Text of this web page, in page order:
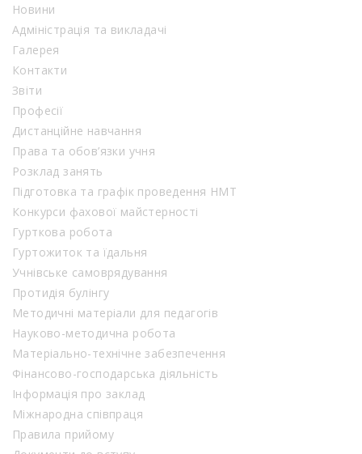
Новини
Адміністрація та викладачі
Галерея
Контакти
Звіти
Професії
Дистанційне навчання
Права та обов’язки учня
Розклад занять
Підготовка та графік проведення НМТ
Конкурси фахової майстерності
Гурткова робота
Гуртожиток та їдальня
Учнівське самоврядування
Протидія булінгу
Методичні матеріали для педагогів
Науково-методична робота
Матеріально-технічне забезпечення
Фінансово-господарська діяльність
Інформація про заклад
Міжнародна співпраця
Правила прийому